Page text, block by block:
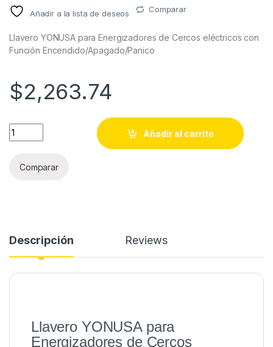
Añadir a la lista de deseos Comparar
Llavero YONUSA para Energizadores de Cercos eléctricos con
Función Encendido/Apagado/Panico
$2,263.74
Llavero YONUSA para Energizadores de Cercos eléctricos
Añadir al carrito
Comparar
Descripción Reviews
Llavero YONUSA para
Energizadores de Cercos